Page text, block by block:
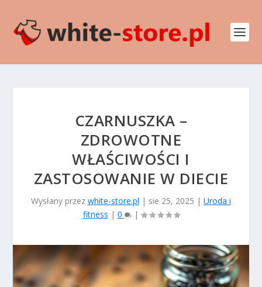
CZARNUSZKA –
ZDROWOTNE
WŁAŚCIWOŚCI I
ZASTOSOWANIE W DIECIE
Wysłany przez white-store.pl | sie 25, 2025 | Uroda i
fitness | 0 |